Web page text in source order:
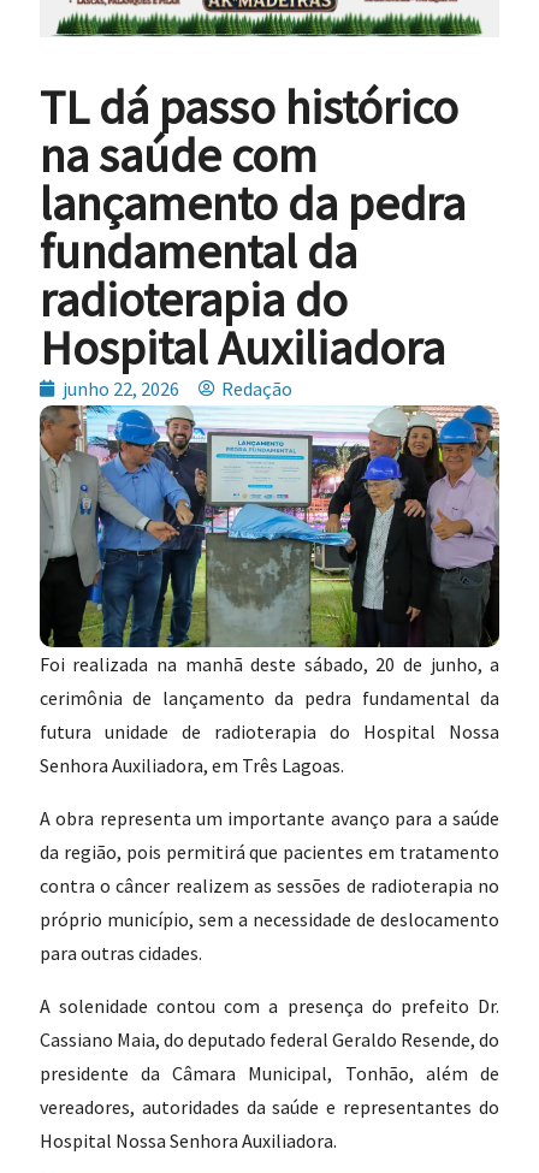
TL dá passo histórico
na saúde com
lançamento da pedra
fundamental da
radioterapia do
Hospital Auxiliadora
junho 22, 2026 Redação
Foi realizada na manhã deste sábado, 20 de junho, a
cerimônia de lançamento da pedra fundamental da
futura unidade de radioterapia do Hospital Nossa
Senhora Auxiliadora, em Três Lagoas.
A obra representa um importante avanço para a saúde
da região, pois permitirá que pacientes em tratamento
contra o câncer realizem as sessões de radioterapia no
próprio município, sem a necessidade de deslocamento
para outras cidades.
A solenidade contou com a presença do prefeito Dr.
Cassiano Maia, do deputado federal Geraldo Resende, do
presidente da Câmara Municipal, Tonhão, além de
vereadores, autoridades da saúde e representantes do
Hospital Nossa Senhora Auxiliadora.